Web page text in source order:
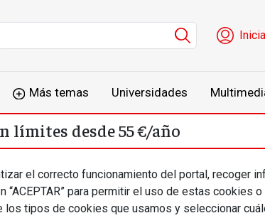
Menú de
Más temas Universidades
el correcto funcionamiento del portal, recoger
para permitir el uso de estas cookies o
los tipos de cookies que usamos y seleccionar
límites desde 55 €/año